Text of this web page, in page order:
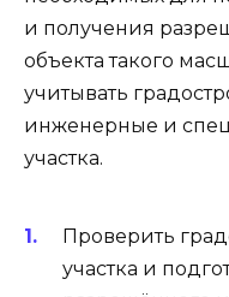
и получения
объекта такого
учитывать
инженерные и
участка.
Проверить
участка и